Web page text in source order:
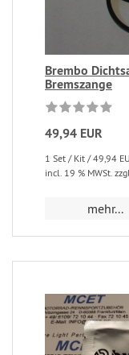
Brembo
Bremszange
49,94 EUR
1 Set / Kit / 49,94
incl. 19 % MWSt.
mehr...